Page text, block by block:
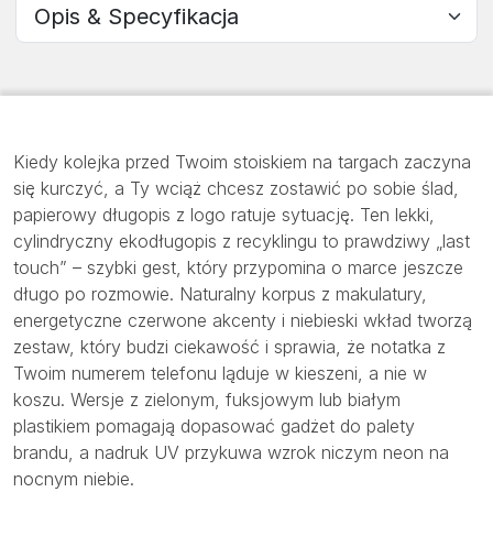
Kiedy kolejka przed Twoim stoiskiem na targach zaczyna
się kurczyć, a Ty wciąż chcesz zostawić po sobie ślad,
papierowy długopis z logo ratuje sytuację. Ten lekki,
cylindryczny ekodługopis z recyklingu to prawdziwy „last
touch” – szybki gest, który przypomina o marce jeszcze
długo po rozmowie. Naturalny korpus z makulatury,
energetyczne czerwone akcenty i niebieski wkład tworzą
zestaw, który budzi ciekawość i sprawia, że notatka z
Twoim numerem telefonu ląduje w kieszeni, a nie w
koszu. Wersje z zielonym, fuksjowym lub białym
plastikiem pomagają dopasować gadżet do palety
brandu, a nadruk UV przykuwa wzrok niczym neon na
nocnym niebie.